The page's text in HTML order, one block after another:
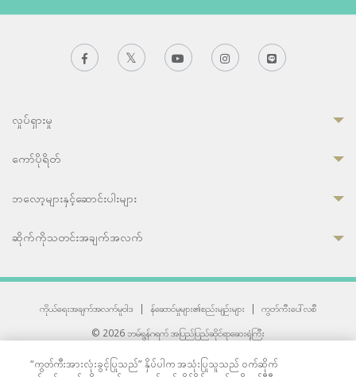
လှုပ်ရှားမှု
ကော်ပိုရိတ်
ဘလော့များနှင့်ဆောင်းပါးများ
ဆိုက်ကိုသတင်းအချက်အလက်
ကိုယ်ရေးအချက်အလက်မူဝါဒ | န်ဆောင်မှုများ၏စည်းမျဉ်းများ |
ကွတ်ကီးပေါ်လစီ
© 2026 ဘမ်ရွန်ဂရက် အပြည်ပြည်ဆိုင်ရာဆေးရုံကြီး
“ကွတ်ကီးအားလုံးခွင့်ပြုသည်” နှိပ်ပါက အသုံးပြုသူသည် ဝက်ဆိုက်